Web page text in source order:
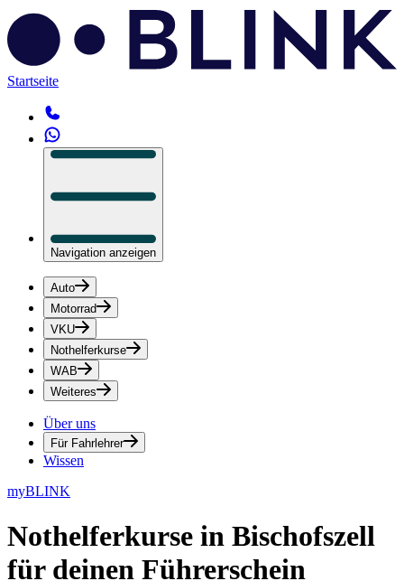
Startseite
Navigation anzeigen
Auto
Motorrad
VKU
Nothelferkurse
WAB
Weiteres
Über uns
Für Fahrlehrer
Wissen
myBLINK
Nothelferkurse in Bischofszell
für deinen Führerschein